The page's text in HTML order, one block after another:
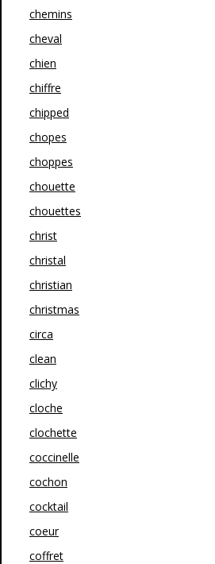
chemins
cheval
chien
chiffre
chipped
chopes
choppes
chouette
chouettes
christ
christal
christian
christmas
circa
clean
clichy
cloche
clochette
coccinelle
cochon
cocktail
coeur
coffret